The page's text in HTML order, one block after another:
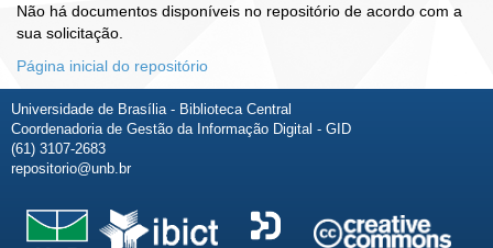
Não há documentos disponíveis no repositório de acordo com a
sua solicitação.
Página inicial do repositório
Universidade de Brasília - Biblioteca Central
Coordenadoria de Gestão da Informação Digital - GID
(61) 3107-2683
repositorio@unb.br